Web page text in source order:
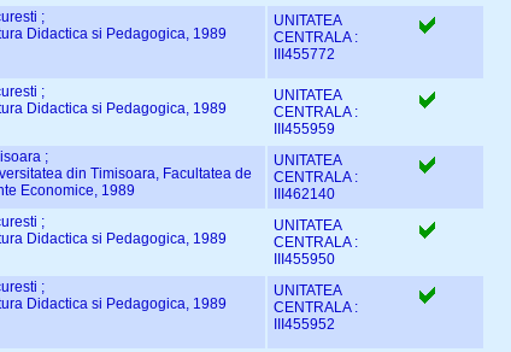
;
Didactica si Pedagogica, 1989
UNITATEA
CENTRALA :
III455772
;
Didactica si Pedagogica, 1989
UNITATEA
CENTRALA :
III455959
;
din Timisoara, Facultatea de
Economice, 1989
UNITATEA
CENTRALA :
III462140
;
Didactica si Pedagogica, 1989
UNITATEA
CENTRALA :
III455950
;
Didactica si Pedagogica, 1989
UNITATEA
CENTRALA :
III455952